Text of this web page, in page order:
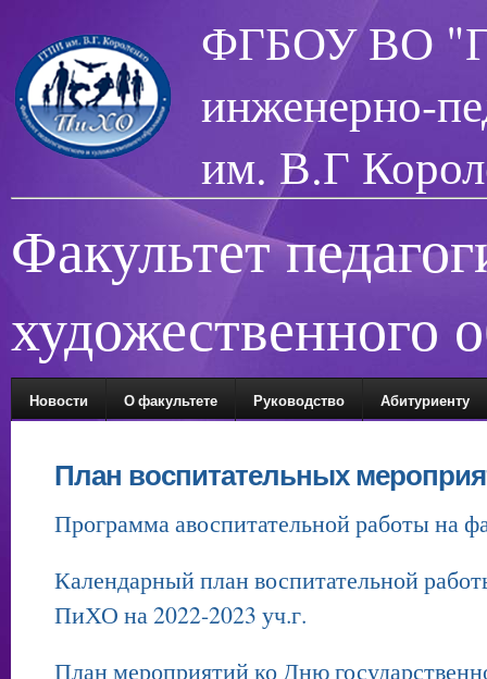
ФГБОУ ВО
инженерно-
им. В.Г
Факультет
художественного
Новости О факультете Руководство Абитуриенту
План воспитательных
Программа авоспитательной работы на
Календарный план воспитательной
ПиХО на 2022-2023 уч.г.
План мероприятий ко Дню